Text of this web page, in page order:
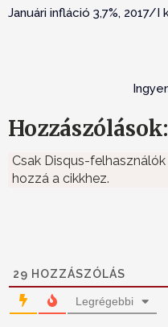
Januári infláció 3,7%, 2017/I
Hozzászólások:
Csak Disqus-
hozzá a cikkhez.
29 HOZZÁSZÓLÁS
Legrégebbi